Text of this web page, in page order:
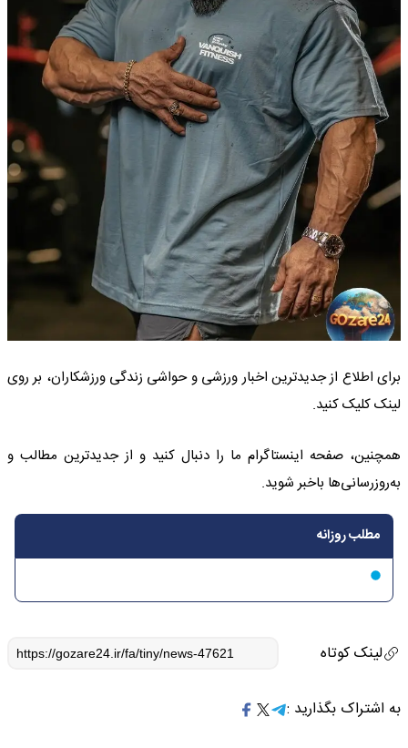
برای اطلاع از جدیدترین اخبار ورزشی و حواشی زندگی ورزشکاران، بر روی
لینک کلیک کنید.
همچنین، صفحه اینستاگرام ما را دنبال کنید و از جدیدترین مطالب و
به‌روزرسانی‌ها باخبر شوید.
مطلب روزانه
لینک کوتاه
به اشتراک بگذارید :